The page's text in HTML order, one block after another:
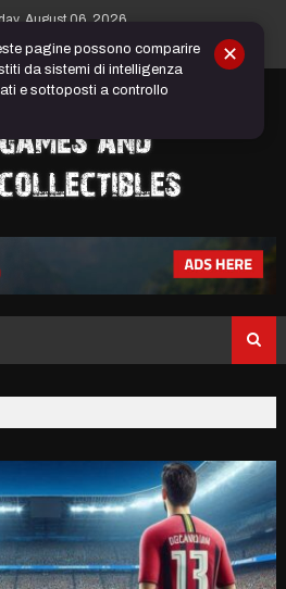
August 06, 2026
pagine possono comparire
da sistemi di intelligenza
e sottoposti a controllo
✕